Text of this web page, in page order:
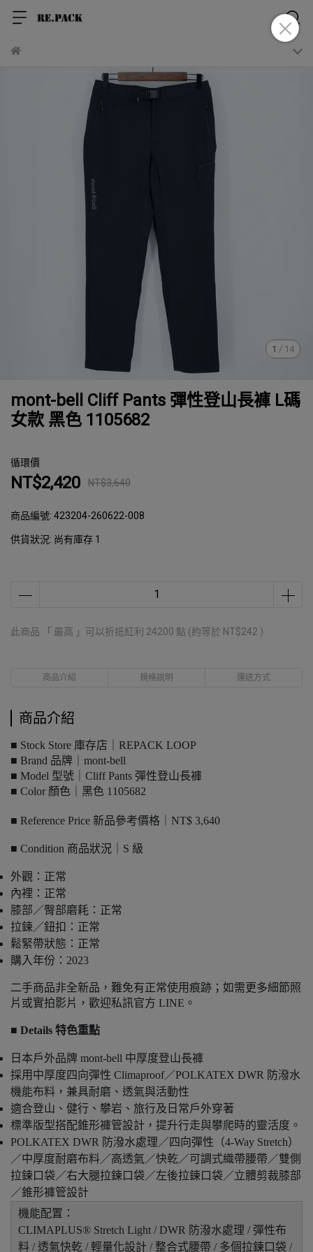
1 / 14
mont-bell Cliff Pants 彈性登山長褲 L碼
女款 黑色 1105682
循環價
NT$2,420 NT$3,640
商品編號:423204-260622-008
供貨狀況: 尚有庫存 1
此商品 「 最高 」可以折抵紅利 24200 點 (約等於 NT$242)
商品介紹 規格說明 運送方式
商品介紹
■ Stock Store 庫存店｜REPACK LOOP
■ Brand 品牌｜mont-bell
■ Model 型號｜Cliff Pants 彈性登山長褲
■ Color 顏色｜黑色 1105682
■ Reference Price 新品參考價格｜NT$ 3,640
■ Condition 商品狀況｜S 級
外觀：正常
內裡：正常
膝部／臀部磨耗：正常
拉鍊／鈕扣：正常
鬆緊帶狀態：正常
購入年份：2023
二手商品非全新品，難免有正常使用痕跡；如需更多細節照
片或實拍影片，歡迎私訊官方 LINE。
■ Details 特色重點
日本戶外品牌 mont-bell 中厚度登山長褲
採用中厚度四向彈性 Climaproof／POLKATEX DWR 防潑水
機能布料，兼具耐磨、透氣與活動性
適合登山、健行、攀岩、旅行及日常戶外穿著
標準版型搭配錐形褲管設計，提升行走與攀爬時的靈活度。
POLKATEX DWR 防潑水處理／四向彈性（4-Way Stretch）
／中厚度耐磨布料／高透氣／快乾／可調式織帶腰帶／雙側
拉鍊口袋／右大腿拉鍊口袋／左後拉鍊口袋／立體剪裁膝部
／錐形褲管設計
機能配置：
CLIMAPLUS® Stretch Light / DWR 防潑水處理 / 彈性布
料 / 透氣快乾 / 輕量化設計 / 整合式腰帶 / 多個拉鍊口袋 /